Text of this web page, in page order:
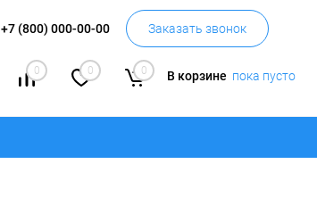
+7 (800) 000-00-00 Заказать звонок
0 0 0 В корзине пока пусто